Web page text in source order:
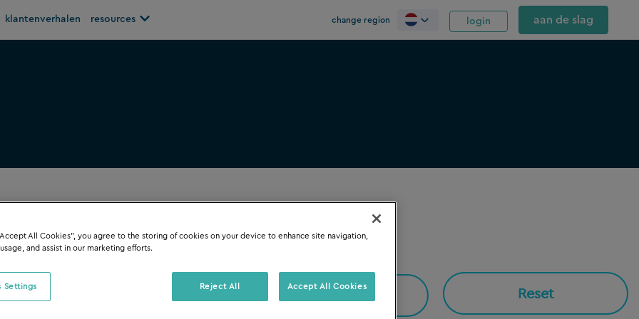
klantenverhalen resources Open resources change region login aan de slag
FILTER OP
Reset
All Cookies”, you agree to the storing of cookies on your device to enhance site navigation,
and assist in our marketing efforts.
Settings Reject All Accept All Cookies